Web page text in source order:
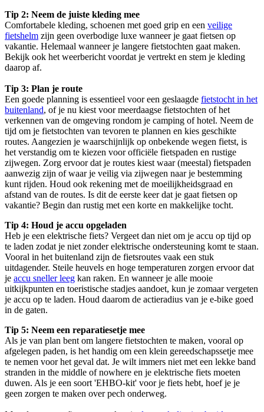
Tip 2: Neem de juiste kleding mee
Comfortabele kleding, schoenen met goed grip en een veilige
fietshelm zijn geen overbodige luxe wanneer je gaat fietsen op
vakantie. Helemaal wanneer je langere fietstochten gaat maken.
Bekijk ook het weerbericht voordat je vertrekt en stem je kleding
daarop af.
Tip 3: Plan je route
Een goede planning is essentieel voor een geslaagde fietstocht in het
buitenland, of je nu kiest voor meerdaagse fietstochten of het
verkennen van de omgeving rondom je camping of hotel. Neem de
tijd om je fietstochten van tevoren te plannen en kies geschikte
routes. Aangezien je waarschijnlijk op onbekende wegen fietst, is
het verstandig om te kiezen voor officiële fietspaden en rustige
zijwegen. Zorg ervoor dat je routes kiest waar (meestal) fietspaden
aanwezig zijn of waar je veilig via zijwegen naar je bestemming
kunt rijden. Houd ook rekening met de moeilijkheidsgraad en
afstand van de routes. Is dit de eerste keer dat je gaat fietsen op
vakantie? Begin dan rustig met een korte en makkelijke tocht.
Tip 4: Houd je accu opgeladen
Heb je een elektrische fiets? Vergeet dan niet om je accu op tijd op
te laden zodat je niet zonder elektrische ondersteuning komt te staan.
Vooral in het buitenland zijn de fietsroutes vaak een stuk
uitdagender. Steile heuvels en hoge temperaturen zorgen ervoor dat
je accu sneller leeg kan raken. En wanneer je alle mooie
uitkijkpunten en toeristische stadjes aandoet, kun je zomaar vergeten
je accu op te laden. Houd daarom de actieradius van je e-bike goed
in de gaten.
Tip 5: Neem een reparatiesetje mee
Als je van plan bent om langere fietstochten te maken, vooral op
afgelegen paden, is het handig om een klein gereedschapssetje mee
te nemen voor het geval dat. Je wilt immers niet met een lekke band
stranden in the middle of nowhere en je elektrische fiets moeten
duwen. Als je een soort 'EHBO-kit' voor je fiets hebt, hoef je je
geen zorgen te maken over pech onderweg.